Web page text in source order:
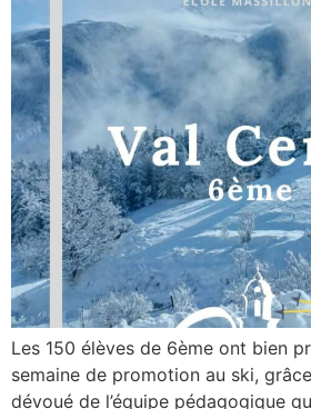
Les 150 élèves de 6ème ont bien
semaine de promotion au ski,
dévoué de l’équipe pédagogique